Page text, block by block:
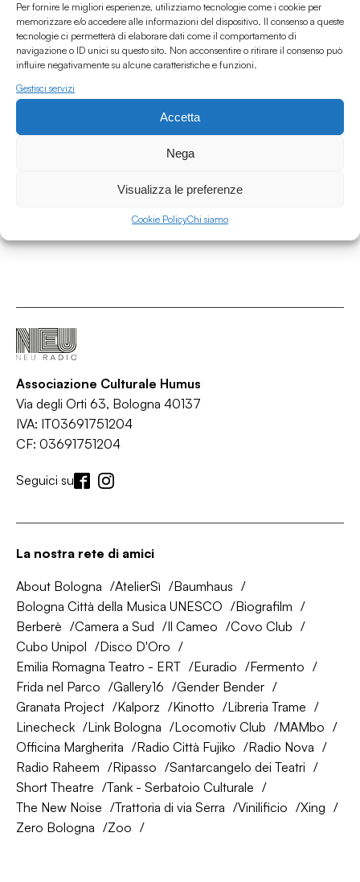
Per fornire le migliori esperienze, utilizziamo tecnologie come i cookie per
memorizzare e/o accedere alle informazioni del dispositivo. Il consenso a queste
tecnologie ci permetterà di elaborare dati come il comportamento di
navigazione o ID unici su questo sito. Non acconsentire o ritirare il consenso può
influire negativamente su alcune caratteristiche e funzioni.
Gestisci servizi
Accetta
Nega
Visualizza le preferenze
Cookie PolicyChi siamo
Vanishing Point S5E21 w/ Acid Youth
Electronica/Indie/Psychedelia
Associazione Culturale Humus
Via degli Orti 63, Bologna 40137
IVA: IT03691751204
CF: 03691751204
Seguici su
La nostra rete di amici
About Bologna AtelierSì
Baumhaus
Bologna Città della Musica UNESCO
Biografilm
Berberè
Camera a Sud Il Cameo
Covo Club
Cubo Unipol
Disco D'Oro
Emilia Romagna Teatro - ERT
Euradio
Fermento
Frida nel Parco
Gallery16
Gender Bender
Granata Project
Kalporz Kinotto
Libreria Trame
Linecheck
Link Bologna Locomotiv Club
MAMbo
Officina Margherita
Radio Città Fujiko
Radio Nova
Radio Raheem
Ripasso
Santarcangelo dei Teatri
Short Theatre
Tank - Serbatoio Culturale
The New Noise
Trattoria di via Serra Vinilificio
Xing
Zero Bologna
Zoo